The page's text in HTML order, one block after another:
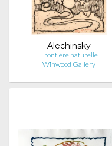
Alechinsky
Frontière naturelle
Winwood Gallery